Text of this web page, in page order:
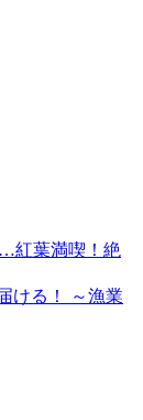
紅葉満喫！絶
ける！ ～漁業